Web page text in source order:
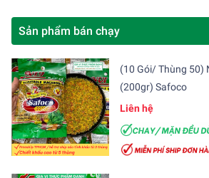
Sản phẩm bán chạy
(10 Gói/ Thùng 50)
(200gr) Safoco
Liên hệ